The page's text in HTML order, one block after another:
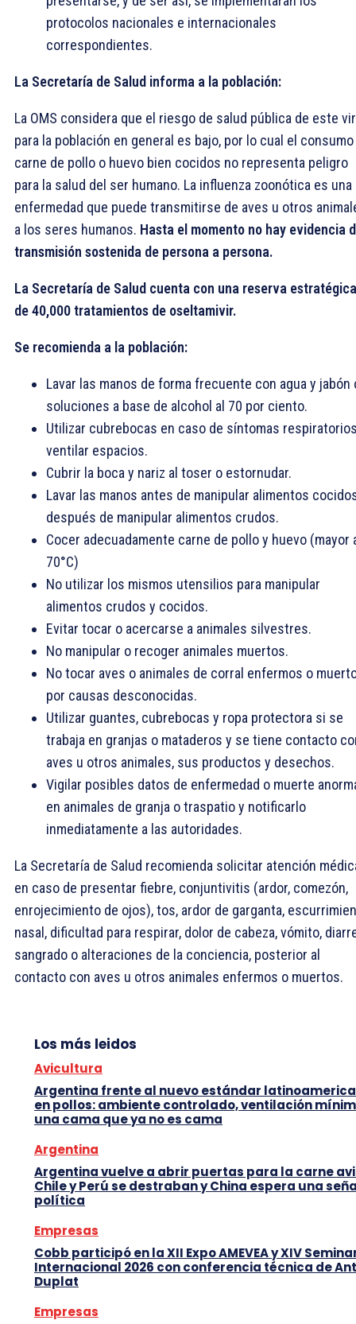
protocolos nacionales e internacionales
correspondientes.
La Secretaría de Salud informa a la población:
La OMS considera que el riesgo de salud pública de este
para la población en general es bajo, por lo cual el
carne de pollo o huevo bien cocidos no representa peligro
para la salud del ser humano. La influenza zoonótica es una
enfermedad que puede transmitirse de aves u otros
a los seres humanos. Hasta el momento no hay evidencia
transmisión sostenida de persona a persona.
La Secretaría de Salud cuenta con una reserva estratégica
de 40,000 tratamientos de oseltamivir.
Se recomienda a la población:
Lavar las manos de forma frecuente con agua y jabón
soluciones a base de alcohol al 70 por ciento.
Utilizar cubrebocas en caso de síntomas
ventilar espacios.
Cubrir la boca y nariz al toser o estornudar.
Lavar las manos antes de manipular alimentos
después de manipular alimentos crudos.
Cocer adecuadamente carne de pollo y huevo (mayor
70°C)
No utilizar los mismos utensilios para manipular
alimentos crudos y cocidos.
Evitar tocar o acercarse a animales silvestres.
No manipular o recoger animales muertos.
No tocar aves o animales de corral enfermos o
por causas desconocidas.
Utilizar guantes, cubrebocas y ropa protectora si se
trabaja en granjas o mataderos y se tiene contacto
aves u otros animales, sus productos y desechos.
Vigilar posibles datos de enfermedad o muerte
en animales de granja o traspatio y notificarlo
inmediatamente a las autoridades.
La Secretaría de Salud recomienda solicitar atención
en caso de presentar fiebre, conjuntivitis (ardor, comezón,
enrojecimiento de ojos), tos, ardor de garganta,
nasal, dificultad para respirar, dolor de cabeza, vómito,
sangrado o alteraciones de la conciencia, posterior al
contacto con aves u otros animales enfermos o muertos.
Los más leidos
Avicultura
Argentina frente al nuevo estándar
en pollos: ambiente controlado, ventilación
una cama que ya no es cama
Argentina
Argentina vuelve a abrir puertas para la carne
Chile y Perú se destraban y China espera una
política
Empresas
Cobb participó en la XII Expo AMEVEA y XIV
Internacional 2026 con conferencia técnica de
Duplat
Empresas